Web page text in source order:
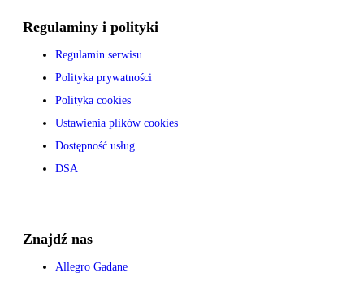
Regulaminy i polityki
Regulamin serwisu
Polityka prywatności
Polityka cookies
Ustawienia plików cookies
Dostępność usług
DSA
Znajdź nas
Allegro Gadane